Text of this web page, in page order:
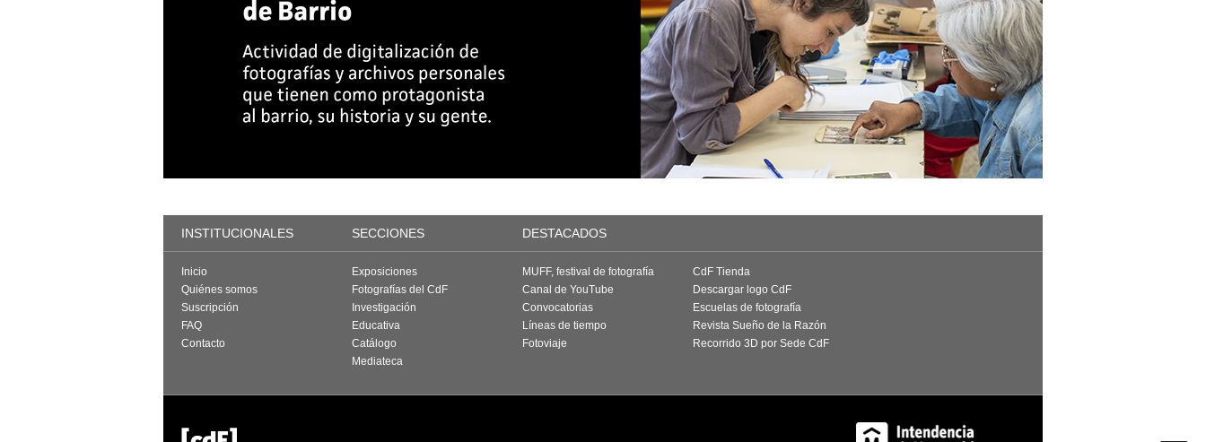
INSTITUCIONALES SECCIONES DESTACADOS
Inicio
Quiénes somos
Suscripción
FAQ
Contacto
Exposiciones
Fotografías del CdF
Investigación
Educativa
Catálogo
Mediateca
MUFF, festival de fotografía
Canal de YouTube
Convocatorias
Líneas de tiempo
Fotoviaje
CdF Tienda
Descargar logo CdF
Escuelas de fotografía
Revista Sueño de la Razón
Recorrido 3D por Sede CdF